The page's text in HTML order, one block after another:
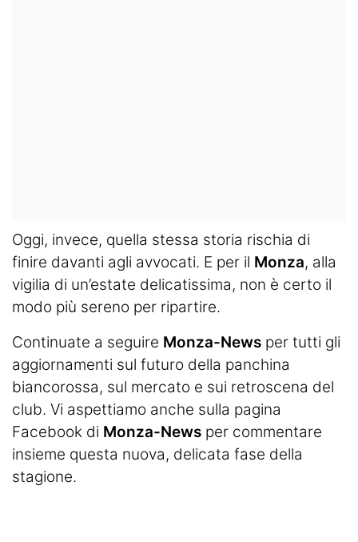
Oggi, invece, quella stessa storia rischia di
finire davanti agli avvocati. E per il Monza, alla
vigilia di un’estate delicatissima, non è certo il
modo più sereno per ripartire.
Continuate a seguire Monza-News per tutti gli
aggiornamenti sul futuro della panchina
biancorossa, sul mercato e sui retroscena del
club. Vi aspettiamo anche sulla pagina
Facebook di Monza-News per commentare
insieme questa nuova, delicata fase della
stagione.